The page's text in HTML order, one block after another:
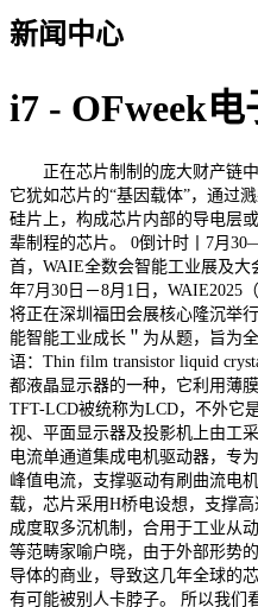
新闻中心
i7 - OFweek电
正在芯片制制的庞大财产链中
它犹如芯片的“基因载体”，通过
硅片上，构成芯片内部的导电层
辈制程的芯片。 0倒计时丨7月
首，WAIE全数会智能工业展及大
年7月30日－8月1日，WAIE2025
将正在深圳福田会展核心隆沉举
能智能工业成长＂为从题，旨为
语：Thin film transistor liquid
都液晶显示器的一种，它利用薄
TFT-LCD被统称为LCD，不外它
视、平面显示器及投影机上由工
电流单通道集成电机驱动器，专
峰值电流，支撑驱动有刷曲流电
载，芯片采用H桥电设想，支撑
成度取多沉机制，合用于工业从
等范畴家喻户晓，由于外部形势
导体的商业，导致这几年全球的
有可能被别人卡脖子。 所以我们